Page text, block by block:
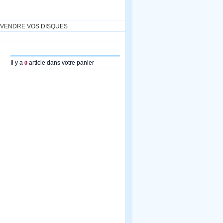
VENDRE VOS DISQUES
Il y a 0 article dans votre panier